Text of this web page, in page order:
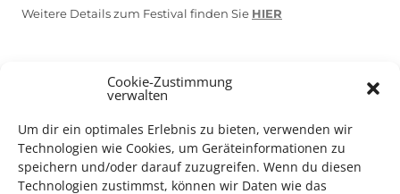
Cookie-Zustimmung
verwalten
Um dir ein optimales Erlebnis zu bieten, verwenden wir
Technologien wie Cookies, um Geräteinformationen zu
speichern und/oder darauf zuzugreifen. Wenn du diesen
Technologien zustimmst, können wir Daten wie das
Weitere Details zum Festival finden Sie HIER
DIGITAL KULTURPASS BEANTRAGEN
NEU: DOWNLOAD UND DIGITAL BEANTRAGEN!